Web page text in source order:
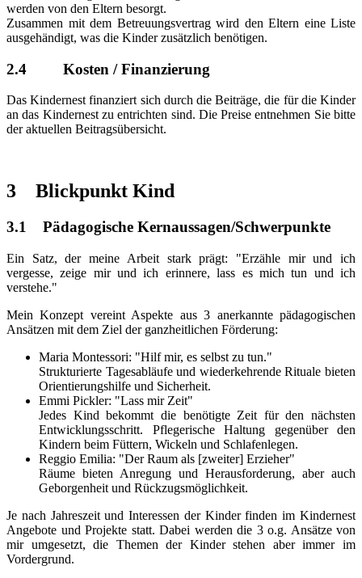
werden von den Eltern besorgt.
Zusammen mit dem Betreuungsvertrag wird den Eltern eine Liste
ausgehändigt, was die Kinder zusätzlich benötigen.
2.4 Kosten / Finanzierung
Das Kindernest finanziert sich durch die Beiträge, die für die Kinder
an das Kindernest zu entrichten sind. Die Preise entnehmen Sie bitte
der aktuellen Beitragsübersicht.
3 Blickpunkt Kind
3.1 Pädagogische Kernaussagen/Schwerpunkte
Ein Satz, der meine Arbeit stark prägt: "Erzähle mir und ich
vergesse, zeige mir und ich erinnere, lass es mich tun und ich
verstehe."
Mein Konzept vereint Aspekte aus 3 anerkannte pädagogischen
Ansätzen mit dem Ziel der ganzheitlichen Förderung:
Maria Montessori: "Hilf mir, es selbst zu tun."
Strukturierte Tagesabläufe und wiederkehrende Rituale bieten
Orientierungshilfe und Sicherheit.
Emmi Pickler: "Lass mir Zeit"
Jedes Kind bekommt die benötigte Zeit für den nächsten
Entwicklungsschritt. Pflegerische Haltung gegenüber den
Kindern beim Füttern, Wickeln und Schlafenlegen.
Reggio Emilia: "Der Raum als [zweiter] Erzieher"
Räume bieten Anregung und Herausforderung, aber auch
Geborgenheit und Rückzugsmöglichkeit.
Je nach Jahreszeit und Interessen der Kinder finden im Kindernest
Angebote und Projekte statt. Dabei werden die 3 o.g. Ansätze von
mir umgesetzt, die Themen der Kinder stehen aber immer im
Vordergrund.